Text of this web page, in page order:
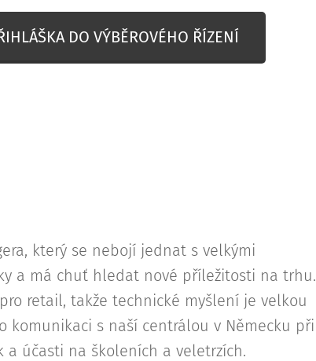
DO VÝBĚROVÉHO ŘÍZENÍ
který se nebojí jednat s velkými
a má chuť hledat nové příležitosti na trhu.
retail, takže technické myšlení je velkou
s naší centrálou v Německu při
účasti na školeních a veletrzích.